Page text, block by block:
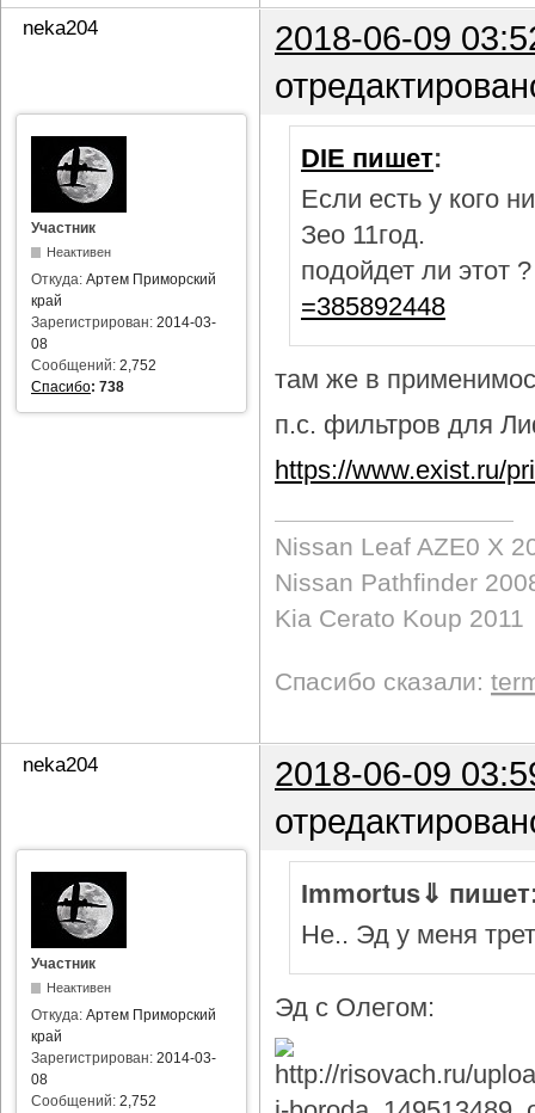
neka204
2018-06-09
Участник
Неактивен
Откуда: Артем Приморский
край
Зарегистрирован: 2014-03-
08
Сообщений: 2,752
Спасибо: 738
DIE пишет:
Если есть у кого
Зео 11год.
подойдет ли этот
=385892448
там же в
п.с. фильтров для
https://www.exist.ru/
Nissan Leaf AZE0 X
Nissan Pathfinder
Kia Cerato Koup 2011
Спасибо сказали:
neka204
2018-06-09
Участник
Неактивен
Откуда: Артем Приморский
край
Зарегистрирован: 2014-03-
08
Сообщений: 2,752
Immortus⇓
Не.. Эд у меня
Эд с Олегом: